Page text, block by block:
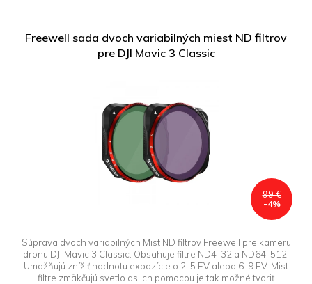
Freewell sada dvoch variabilných miest ND filtrov
pre DJI Mavic 3 Classic
99 €
-4%
Súprava dvoch variabilných Mist ND filtrov Freewell pre kameru
dronu DJI Mavic 3 Classic. Obsahuje filtre ND4-32 a ND64-512.
Umožňujú znížiť hodnotu expozície o 2-5 EV alebo 6-9 EV. Mist
filtre zmäkčujú svetlo as ich pomocou je tak možné tvoriť